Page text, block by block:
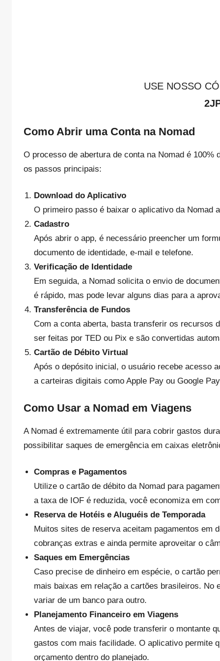
USE NOSSO
Como Abrir uma Conta na Nomad
O processo de abertura de conta na Nomad é
os passos principais:
Download do Aplicativo
O primeiro passo é baixar o aplicativo da Nomad
Cadastro
Após abrir o app, é necessário preencher um
documento de identidade, e-mail e telefone.
Verificação de Identidade
Em seguida, a Nomad solicita o envio de
é rápido, mas pode levar alguns dias para a
Transferência de Fundos
Com a conta aberta, basta transferir os recursos
ser feitas por TED ou Pix e são convertidas
Cartão de Débito Virtual
Após o depósito inicial, o usuário recebe acesso
a carteiras digitais como Apple Pay ou Google
Como Usar a Nomad em Viagens
A Nomad é extremamente útil para cobrir gastos
possibilitar saques de emergência em caixas
Compras e Pagamentos
Utilize o cartão de débito da Nomad para
a taxa de IOF é reduzida, você economiza em
Reserva de Hotéis e Aluguéis de Temporada
Muitos sites de reserva aceitam pagamentos em
cobranças extras e ainda permite aproveitar o
Saques em Emergências
Caso precise de dinheiro em espécie, o cartão
mais baixas em relação a cartões brasileiros. No
variar de um banco para outro.
Planejamento Financeiro em Viagens
Antes de viajar, você pode transferir o montante
gastos com mais facilidade. O aplicativo permite
orçamento dentro do planejado.